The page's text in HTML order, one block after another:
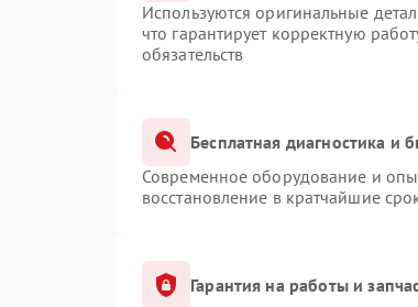
Используются оригинальные
что гарантирует корректную
обязательств
Бесплатная диагностика и
Современное оборудование и
восстановление в кратчайшие
Гарантия на работы и